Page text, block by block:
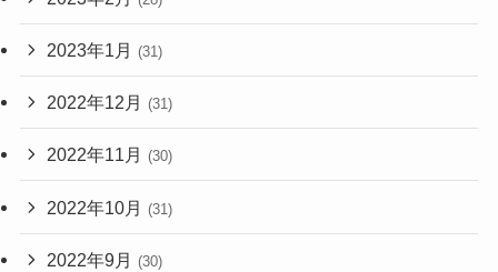
2023年1月 (31)
2022年12月 (31)
2022年11月 (30)
2022年10月 (31)
2022年9月 (30)